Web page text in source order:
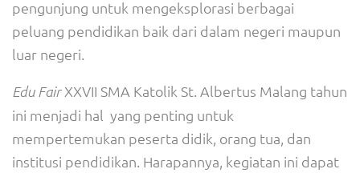
pengunjung untuk mengeksplorasi berbagai
peluang pendidikan baik dari dalam negeri maupun
luar negeri.
Edu FairXXVII SMA Katolik St. Albertus Malang tahun
ini menjadi hal yang penting untuk
mempertemukan peserta didik, orang tua, dan
institusi pendidikan. Harapannya, kegiatan ini dapat